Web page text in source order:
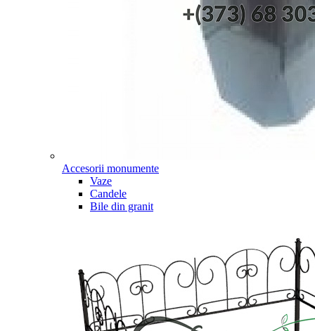
Accesorii monumente
Vaze
Candele
Bile din granit